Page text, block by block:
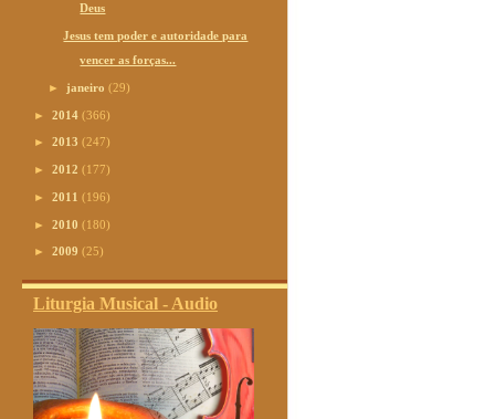
Deus
Jesus tem poder e autoridade para
vencer as forças...
► janeiro(29)
► 2014 (366)
► 2013 (247)
► 2012 (177)
► 2011 (196)
► 2010 (180)
► 2009 (25)
Liturgia Musical - Audio